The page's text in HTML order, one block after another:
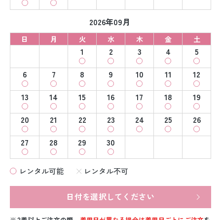
2026年09月
日 月 火 水 木 金 土
1 2 3 4
5
6
7 8 9 10 11
12
13
14 15 16 17 18
19
20
21 22 23 24 25
26
27
28 29 30
レンタル可能 レンタル不可
日付を選択してください